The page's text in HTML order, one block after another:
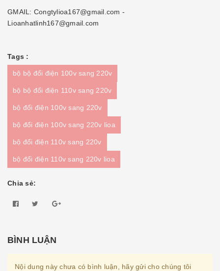
GMAIL: Congtylioa167@gmail.com -
Lioanhatlinh167@gmail.com
Tags :
bộ bộ đổi điện 100v sang 220v
bộ bộ đổi điện 110v sang 220v
bộ đổi điện 100v sang 220v
bộ đổi điện 100v sang 220v lioa
bộ đổi điện 110v sang 220v
bộ đổi điện 110v sang 220v lioa
Chia sẻ:
BÌNH LUẬN
Nội dung này chưa có bình luận, hãy gửi cho chúng tôi